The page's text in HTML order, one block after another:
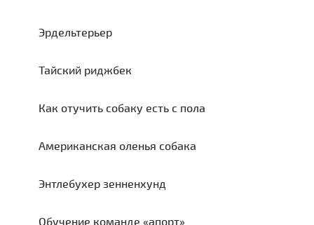
Эрдельтерьер
Тайский риджбек
Как отучить собаку есть с пола
Американская оленья собака
Энтлебухер зенненхунд
Обучение команде «апорт»